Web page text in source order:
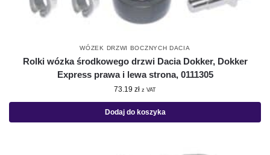
WÓZEK DRZWI BOCZNYCH DACIA
Rolki wózka środkowego drzwi Dacia Dokker, Dokker
Express prawa i lewa strona, 0111305
73.19 zł z VAT
Dodaj do koszyka